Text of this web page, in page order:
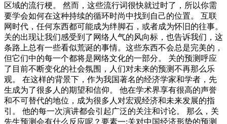
区域的流行梗。 然而，这些流行词很快就过时了，所以你需
要学会如何在这种持续的循环时尚中找到自己的位置。 互联
网时代，任何东西都可能成为绊脚石，或者成为怀旧的往事。
关的出现让我们感受到了网络人气的风向标，也告诉我们，这
条路上总有一些看似荒诞的事情。这些东西不会总是完美的，
但它们中的每一个都将是网络文化的一部分。 关的预测呼应
了目前不断变化的社会氛围，人们对未来的预测不再那么乐
观。 在这样的背景下，作为我国著名的经济学家和学者，先
生成为了很多人的期望和信仰。 他在学术界享有很高的声誉
和不可替代的地位，成为很多人对宏观经济和未来发展的指
引。 他的每一次演讲都会引起广泛的关注和讨论。 那么，关
先生预测会有什么反应呢？要素一:关对中国经济形势的预测